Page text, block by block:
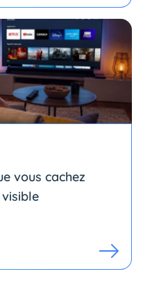
vous cachez